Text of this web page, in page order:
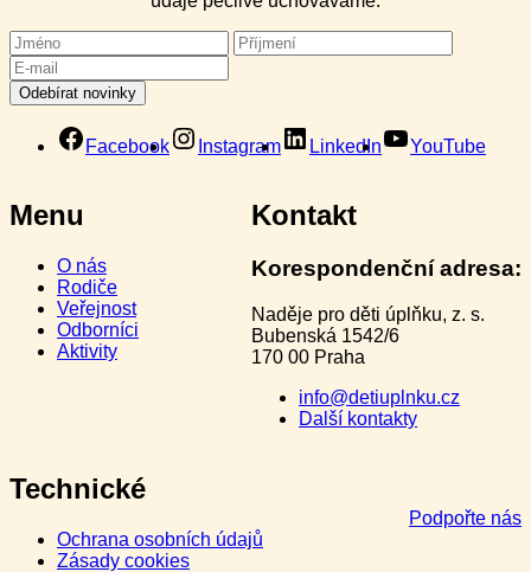
Facebook Instagram LinkedIn YouTube
Menu
O nás
Rodiče
Veřejnost
Odborníci
Aktivity
Kontakt
Korespondenční adresa:
Naděje pro děti úplňku, z. s.
Bubenská 1542/6
170 00 Praha
info@detiuplnku.cz
Další kontakty
Technické
Ochrana osobních údajů
Zásady cookies
Podpořte nás